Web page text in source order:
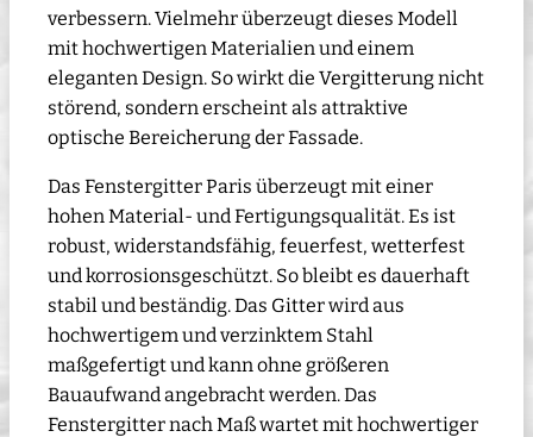
verbessern. Vielmehr überzeugt dieses Modell
mit hochwertigen Materialien und einem
eleganten Design. So wirkt die Vergitterung nicht
störend, sondern erscheint als attraktive
optische Bereicherung der Fassade.
Das Fenstergitter Paris überzeugt mit einer
hohen Material- und Fertigungsqualität. Es ist
robust, widerstandsfähig, feuerfest, wetterfest
und korrosionsgeschützt. So bleibt es dauerhaft
stabil und beständig. Das Gitter wird aus
hochwertigem und verzinktem Stahl
maßgefertigt und kann ohne größeren
Bauaufwand angebracht werden. Das
Fenstergitter nach Maß wartet mit hochwertiger